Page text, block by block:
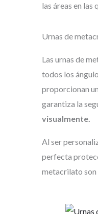
las áreas en
Urnas de
Las urnas de
todos los
proporcionan
garantiza la
visualmente.
Al ser
perfecta
metacrilato son